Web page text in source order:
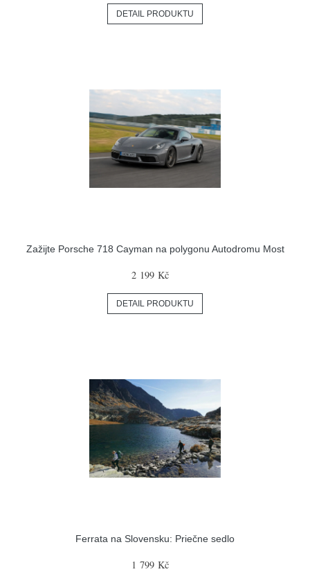
DETAIL PRODUKTU
Zažijte Porsche 718 Cayman na polygonu Autodromu Most
2 199 Kč
DETAIL PRODUKTU
Ferrata na Slovensku: Priečne sedlo
1 799 Kč